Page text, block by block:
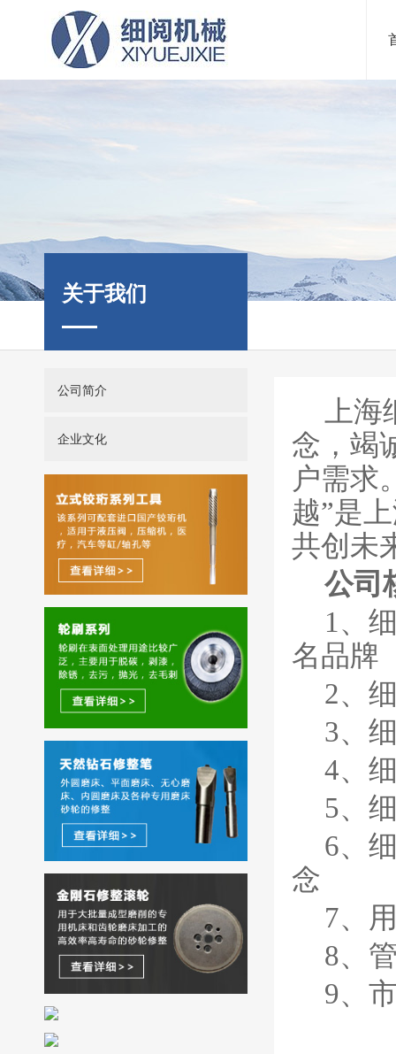
关于我们
公司简介
企业文化
上
念，竭
户需求
越”是
共创未
公司
1 、
名品牌
2、
3、
4、
5、
6、
念
7、
8、
9、